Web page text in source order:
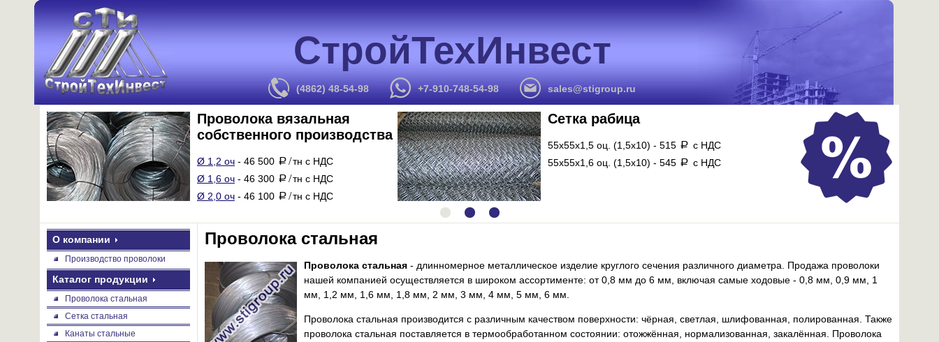
СтройТехИнвест
(4862) 48-54-98 +7-910-748-54-98 sales@stigroup.ru
Проволока вязальная
собственного производства
Ø 1,2 оч - 46 500 a /тн с НДС
Ø 1,6 оч - 46 300 a /тн с НДС
Ø 2,0 оч - 46 100 a /тн с НДС
Сетка рабица
55х55х1,5 оц. (1,5х10) - 515 a
с НДС
55х55х1,6 оц. (1,5х10) - 545 a с НДС
О компании
Производство проволоки
Каталог продукции
Проволока стальная
Сетка стальная
Канаты стальные
Проволока стальная
Проволока стальная - длинномерное металлическое изделие круглого сечения различного диаметра. Продажа проволоки
нашей компанией осуществляется в широком ассортименте: от 0,8 мм до 6 мм, включая самые ходовые - 0,8 мм, 0,9 мм, 1
мм, 1,2 мм, 1,6 мм, 1,8 мм, 2 мм, 3 мм, 4 мм, 5 мм, 6 мм.
Проволока стальная производится с различным качеством поверхности: чёрная, светлая, шлифованная, полированная. Также
проволока стальная поставляется в термообработанном состоянии: отожжённая, нормализованная, закалённая. Проволока